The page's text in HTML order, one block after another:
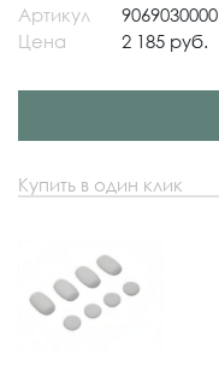
Артикул
9069030000
Цена
2 185 руб.
Купить в один клик